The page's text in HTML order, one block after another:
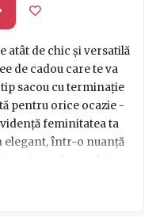
atât de chic și versatilă
de cadou care te va
sacou cu terminație
pentru orice ocazie -
feminitatea ta
elegant, într-o nuanță
te va transforma într-o